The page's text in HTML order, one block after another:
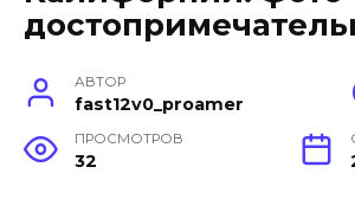
АВТОР
fast12v0_proamer
ПРОСМОТРОВ
32